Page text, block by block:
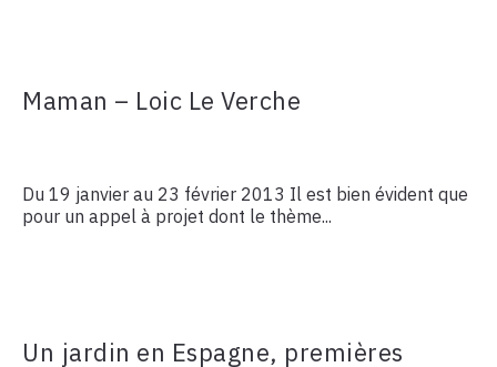
Maman – Loic Le Verche
Du 19 janvier au 23 février 2013 Il est bien évident que
pour un appel à projet dont le thème...
Un jardin en Espagne, premières